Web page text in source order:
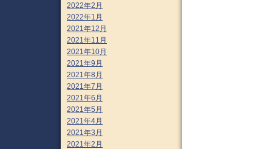
2022年2月
2022年1月
2021年12月
2021年11月
2021年10月
2021年9月
2021年8月
2021年7月
2021年6月
2021年5月
2021年4月
2021年3月
2021年2月